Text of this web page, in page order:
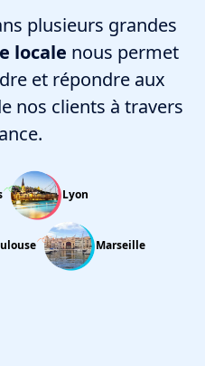
plusieurs grandes
locale nous permet
et répondre aux
nos clients à travers
Lyon
Marseille